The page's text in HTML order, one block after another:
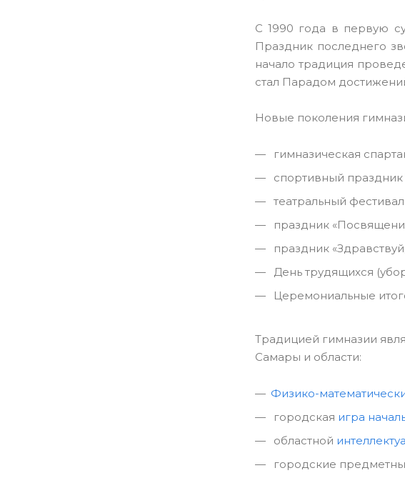
С 1990 года в первую
Праздник последнего
начало традиция
стал Парадом
Новые поколения
гимназическая
спортивный праздник
театральный
праздник
праздник
День трудящихся
Церемониальные
Традицией гимназии
Самары и области:
Физико-
городская игра
областной
городские